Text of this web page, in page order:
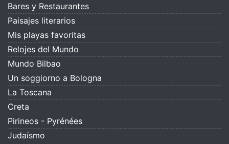
Bares y Restaurantes
Paisajes literarios
Mis playas favoritas
Relojes del Mundo
Mundo Bilbao
Un soggiorno a Bologna
La Toscana
Creta
Pirineos - Pyrénées
Judaísmo